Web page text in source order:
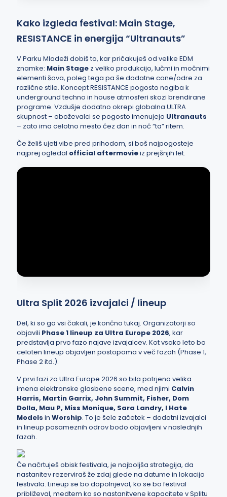
Kako izgleda festival: Main Stage,
RESISTANCE in energija “Ultranauts”
V Parku Mladeži dobiš to, kar pričakuješ od velike EDM
znamke: Main Stage z veliko produkcijo, lučmi in močnimi
elementi šova, poleg tega pa še dodatne cone/odre za
različne stile. Koncept RESISTANCE pogosto nagiba k
underground techno in house atmosferi skozi brendirane
programe. Vzdušje dodatno okrepi globalna ULTRA
skupnost – oboževalci se pogosto imenujejo Ultranauts
– zato ima celotno mesto čez dan in noč “ta” ritem.
Če želiš ujeti vibe pred prihodom, si boš najpogosteje
najprej ogledal official aftermovieiz prejšnjih let.
Ultra Split 2026 izvajalci / lineup
Del, ki so ga vsi čakali, je končno tukaj. Organizatorji so
objavili Phase 1 lineup za Ultra Europe 2026, kar
predstavlja prvo fazo najave izvajalcev. Kot vsako leto bo
celoten lineup objavljen postopoma v več fazah (Phase 1,
Phase 2 itd.).
V prvi fazi za Ultra Europe 2026 so bila potrjena velika
imena elektronske glasbene scene, med njimi Calvin
Harris, Martin Garrix, John Summit, Fisher, Dom
Dolla, Mau P, Miss Monique, Sara Landry, I Hate
Models in Worship. To je šele začetek – dodatni izvajalci
in lineup posameznih odrov bodo objavljeni v naslednjih
fazah.
Če načrtuješ obisk festivala, je najboljša strategija, da
nastanitev rezerviraš že zdaj glede na datume in lokacijo
festivala. Lineup se bo dopolnjeval, ko se bo festival
približeval, medtem ko so nastanitvene kapacitete v Splitu